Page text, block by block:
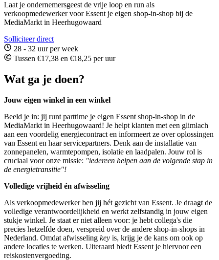
Laat je ondernemersgeest de vrije loop en run als
verkoopmedewerker voor Essent je eigen shop-in-shop bij de
MediaMarkt in Heerhugowaard
Solliciteer direct
28 - 32 uur per week
Tussen €17,38 en €18,25 per uur
Wat ga je doen?
Jouw eigen winkel in een winkel
Beeld je in: jij runt parttime je eigen Essent shop-in-shop in de
MediaMarkt in Heerhugowaard! Je helpt klanten met een glimlach
aan een voordelig energiecontract en informeert ze over oplossingen
van Essent en haar servicepartners. Denk aan de installatie van
zonnepanelen, warmtepompen, isolatie en laadpalen. Jouw rol is
cruciaal voor onze missie: "iedereen helpen aan de volgende stap in
de energietransitie"!
Volledige vrijheid én afwisseling
Als verkoopmedewerker ben jij hét gezicht van Essent. Je draagt de
volledige verantwoordelijkheid en werkt zelfstandig in jouw eigen
stukje winkel. Je staat er niet alleen voor: je hebt collega's die
precies hetzelfde doen, verspreid over de andere shop-in-shops in
Nederland. Omdat afwisseling key is, krijg je de kans om ook op
andere locaties te werken. Uiteraard biedt Essent je hiervoor een
reiskostenvergoeding.